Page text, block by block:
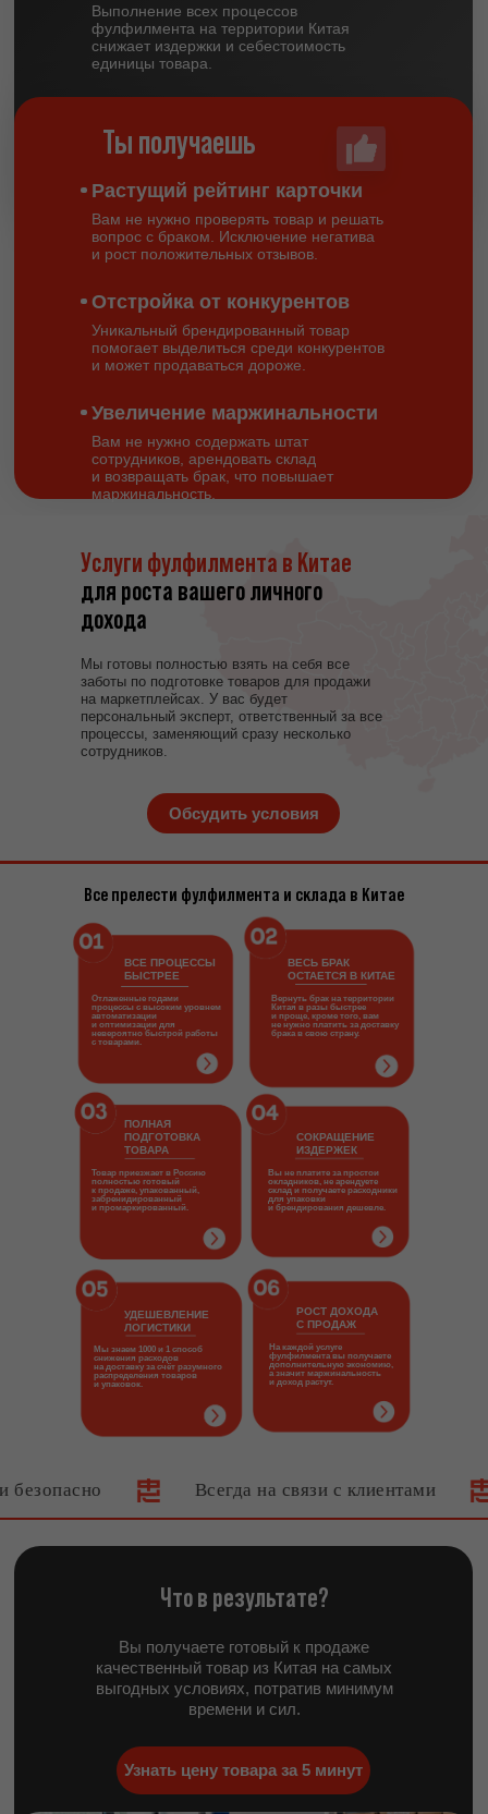
Выполнение всех процессов
фулфилмента на территории Китая
снижает издержки и себестоимость
единицы товара.
Растущий рейтинг карточки
Ты получаешь
Вам не нужно проверять товар и решать
вопрос с браком. Исключение негатива
и рост положительных отзывов.
Отстройка от конкурентов
Уникальный брендированный товар
помогает выделиться среди конкурентов
и может продаваться дороже.
Увеличение маржинальности
Вам не нужно содержать штат
сотрудников, арендовать склад
и возвращать брак, что повышает
маржинальность.
Услуги фулфилмента в Китае
для роста вашего личного
дохода
Мы готовы полностью взять на себя все
заботы по подготовке товаров для продажи
на маркетплейсах. У вас будет
персональный эксперт, ответственный за все
процессы, заменяющий сразу несколько
сотрудников.
Услуги фулфилмента в Китае
для роста вашего личного
дохода
Обсудить условия
Все прелести фулфилмента и склада в Китае
ПОЛНАЯ
ПОДГОТОВКА
ТОВАРА
РОСТ ДОХОДА
С ПРОДАЖ
УДЕШЕВЛЕНИЕ
ЛОГИСТИКИ
СОКРАЩЕНИЕ
ИЗДЕРЖЕК
ВЕСЬ БРАК
ОСТАЕТСЯ В КИТАЕ
ВСЕ ПРОЦЕССЫ
БЫСТРЕЕ
Отлаженные годами
процессы с высоким уровнем
автоматизации
и оптимизации для
невероятно быстрой работы
с товарами.
На каждой услуге
фулфилмента вы получаете
дополнительную экономию,
а значит маржинальность
и доход растут.
Мы знаем 1000 и 1 способ
снижения расходов
на доставку за счёт разумного
распределения товаров
и упаковок.
Вы не платите за простои
окладников, не арендуете
склад и получаете расходники
для упаковки
и брендирования дешевле.
Товар приезжает в Россию
полностью готовый
к продаже, упакованный,
забренидированный
и промаркированный.
Вернуть брак на территории
Китая в разы быстрее
и проще, кроме того, вам
не нужно платить за доставку
брака в свою страну.
Всегда на связи с клиентами
Вы получаете готовый к продаже
качественный товар из Китая на самых
выгодных условиях, потратив минимум
времени и сил.
Что в результате?
Узнать цену товара за 5 минут